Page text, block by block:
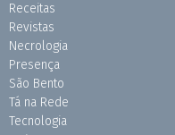
Receitas
Revistas
Necrologia
Presença
São Bento
Tá na Rede
Tecnologia